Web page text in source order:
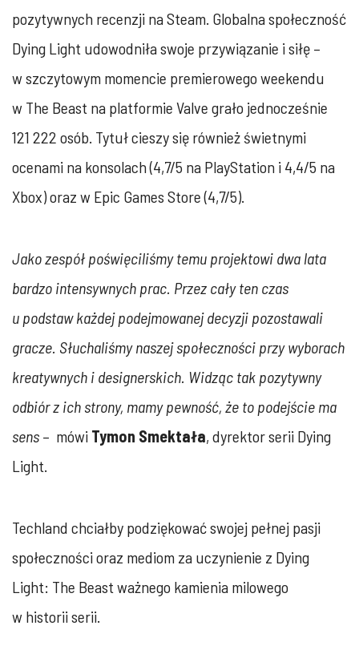
pozytywnych recenzji na Steam. Globalna społeczność
Dying Light udowodniła swoje przywiązanie i siłę –
w szczytowym momencie premierowego weekendu
w The Beast na platformie Valve grało jednocześnie
121 222 osób. Tytuł cieszy się również świetnymi
ocenami na konsolach (4,7/5 na PlayStation i 4,4/5 na
Xbox) oraz w Epic Games Store (4,7/5).
Jako zespół poświęciliśmy temu projektowi dwa lata
bardzo intensywnych prac. Przez cały ten czas
u podstaw każdej podejmowanej decyzji pozostawali
gracze. Słuchaliśmy naszej społeczności przy wyborach
kreatywnych i designerskich. Widząc tak pozytywny
odbiór z ich strony, mamy pewność, że to podejście ma
sens – mówi Tymon Smektała, dyrektor serii Dying
Light.
Techland chciałby podziękować swojej pełnej pasji
społeczności oraz mediom za uczynienie z Dying
Light: The Beast ważnego kamienia milowego
w historii serii.